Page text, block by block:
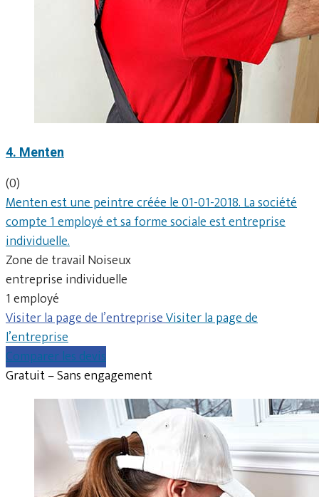
4. Menten
(0)
Menten est une peintre créée le 01-01-2018. La société
compte 1 employé et sa forme sociale est entreprise
individuelle.
Zone de travail Noiseux
entreprise individuelle
1 employé
Visiter la page de l’entrepriseVisiter la page de
l’entreprise
Comparer les devis
Gratuit – Sans engagement